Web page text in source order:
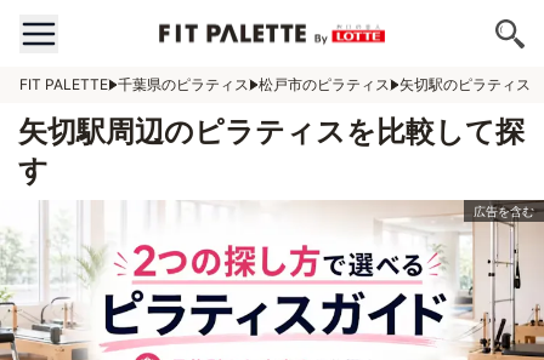
FIT PALETTE 千葉県のピラティス 松戸市のピラティス 矢切駅のピラティス
矢切駅周辺のピラティスを比較して探
す